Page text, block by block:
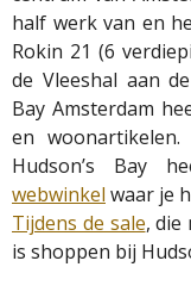
half werk van en
Rokin 21 (6
de Vleeshal aan
Bay Amsterdam
en
Hudson’s Bay
webwinkel waar je
Tijdens de sale, die
is shoppen bij